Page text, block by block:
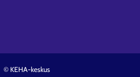
© KEHA-keskus